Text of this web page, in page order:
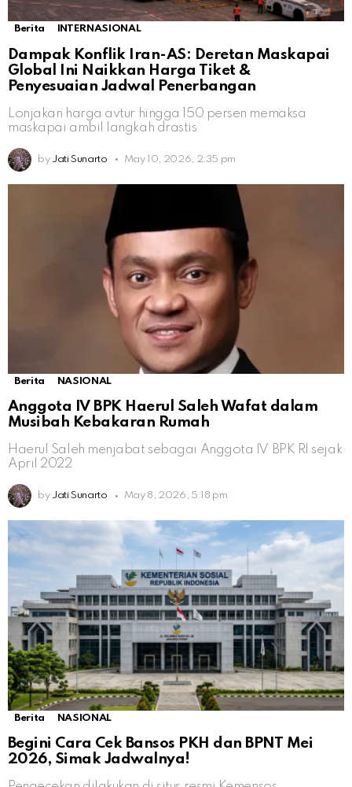
Berita INTERNASIONAL
Dampak Konflik Iran-AS: Deretan Maskapai
Global Ini Naikkan Harga Tiket &
Penyesuaian Jadwal Penerbangan
Lonjakan harga avtur hingga 150 persen memaksa
maskapai ambil langkah drastis
by Jati Sunarto May 10, 2026, 2:35 pm
Berita NASIONAL
Anggota IV BPK Haerul Saleh Wafat dalam
Musibah Kebakaran Rumah
Haerul Saleh menjabat sebagai Anggota IV BPK RI sejak
April 2022
by Jati Sunarto May 8, 2026, 5:18 pm
Berita NASIONAL
Begini Cara Cek Bansos PKH dan BPNT Mei
2026, Simak Jadwalnya!